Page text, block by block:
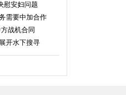
慰安妇问题
需要中加合作
战机合同
开水下搜寻